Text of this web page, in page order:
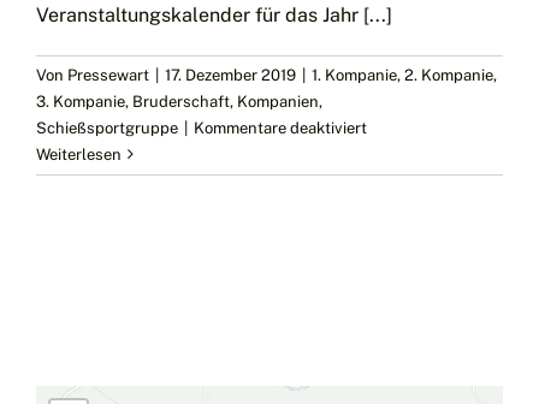
Veranstaltungskalender für das Jahr [...]
Von Pressewart | 17. Dezember 2019 | 1. Kompanie, 2. Kompanie,
3. Kompanie, Bruderschaft, Kompanien,
Schießsportgruppe | Kommentare deaktiviertfür
2020
Weiterlesen